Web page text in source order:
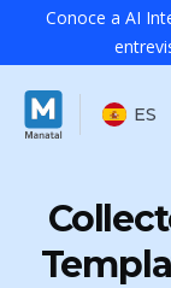
Conoce a AI
ES